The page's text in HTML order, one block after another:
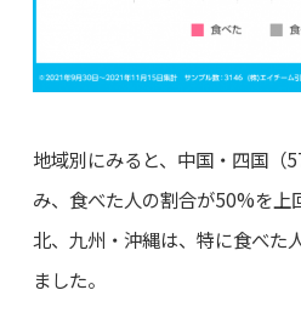
地域別にみると、中国・四国（
み、食べた人の割合が50%を上
北、九州・沖縄は、特に食べた
ました。